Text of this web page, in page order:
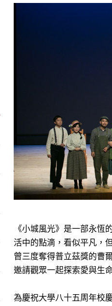
《小城風光》是一部永恆
活中的點滴，看似平凡，
曾三度奪得普立茲獎的曹
邀請觀眾一起探索愛與生
為慶祝大學八十五周年校